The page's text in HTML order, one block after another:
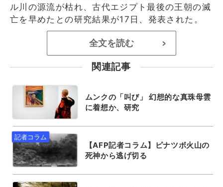
ル川の源流が枯れ、古代エジプト最後の王朝の滅
亡を早めたとの研究結果が17日、発表された。
全文を読む >
関連記事
ムンクの「叫び」 幻想的な真珠母雲
に着想か、研究
【AFP記者コラム】ピナツボ火山の
死神から逃げ切る